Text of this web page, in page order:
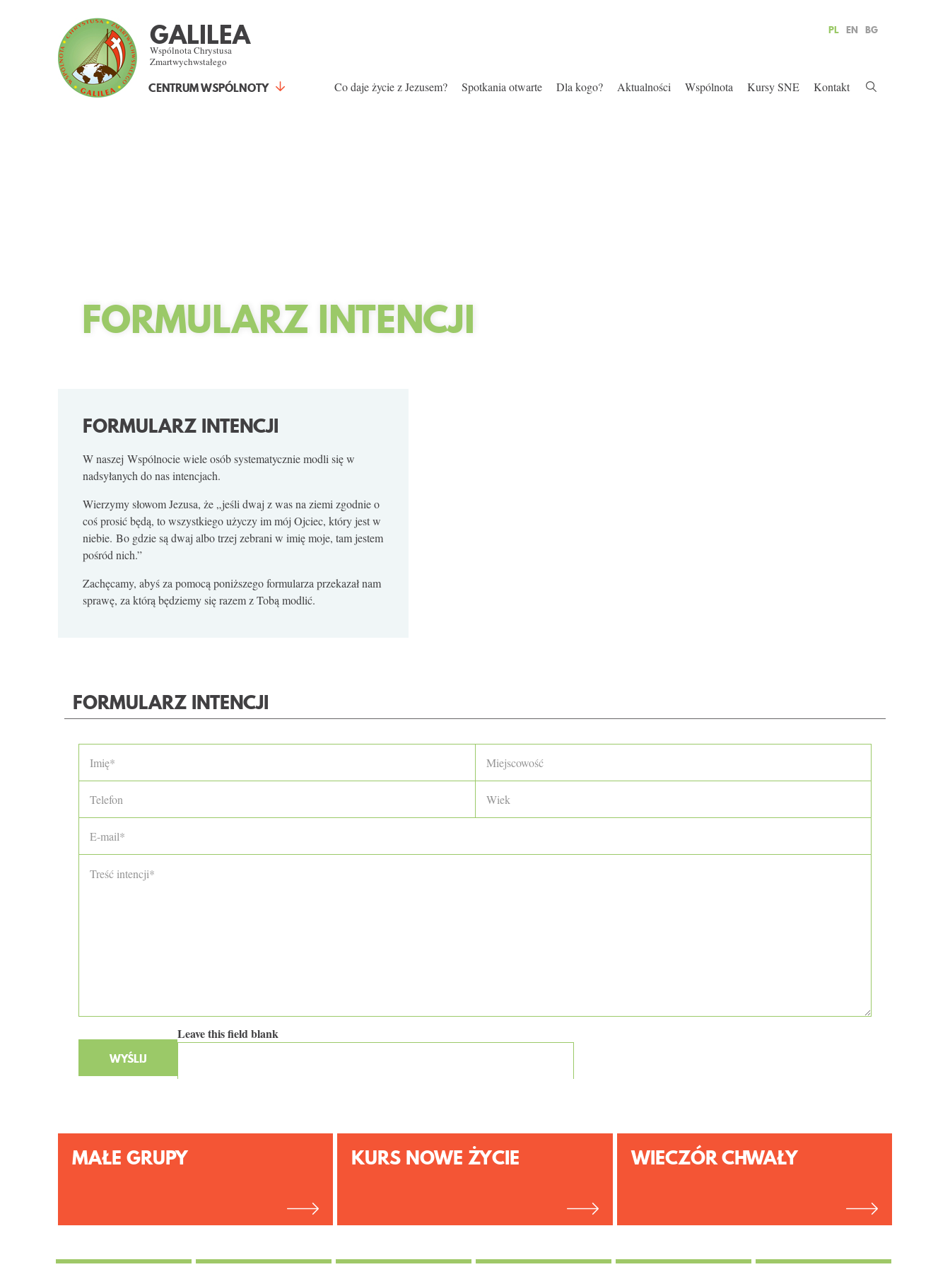
GALILEA
Wspólnota Chrystusa
Zmartwychwstałego
CENTRUM WSPÓLNOTY
PL EN BG
Co daje życie z Jezusem? Spotkania otwarte Dla kogo? Aktualności Wspólnota Kursy SNE Kontakt
FORMULARZ INTENCJI
FORMULARZ INTENCJI
W naszej Wspólnocie wiele osób systematycznie modli się w
nadsyłanych do nas intencjach.
Wierzymy słowom Jezusa, że „jeśli dwaj z was na ziemi zgodnie o
coś prosić będą, to wszystkiego użyczy im mój Ojciec, który jest w
niebie. Bo gdzie są dwaj albo trzej zebrani w imię moje, tam jestem
pośród nich.”
Zachęcamy, abyś za pomocą poniższego formularza przekazał nam
sprawę, za którą będziemy się razem z Tobą modlić.
FORMULARZ INTENCJI
Leave this field blank
MAŁE GRUPY KURS NOWE ŻYCIE WIECZÓR CHWAŁY